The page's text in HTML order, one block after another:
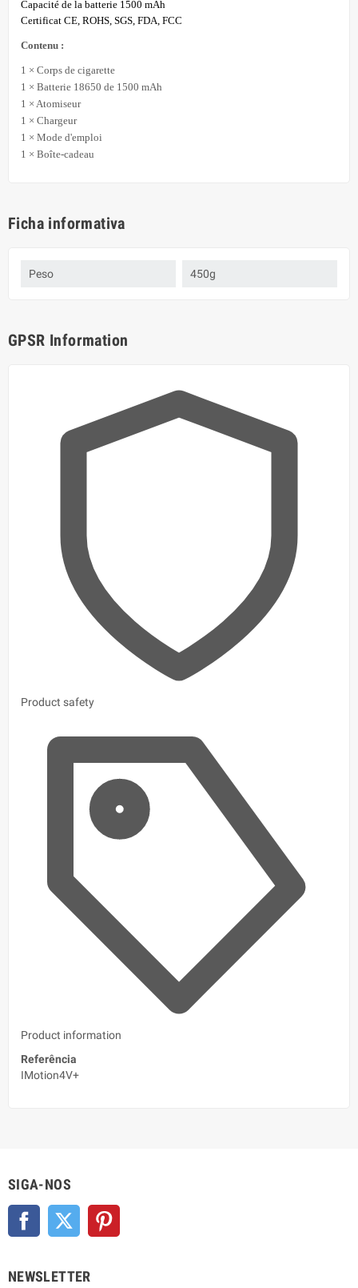
Capacité de la batterie 1500 mAh
Certificat CE, ROHS, SGS, FDA, FCC
Contenu :
1 × Corps de cigarette
1 × Batterie 18650 de 1500 mAh
1 × Atomiseur
1 × Chargeur
1 × Mode d'emploi
1 × Boîte-cadeau
Ficha informativa
Peso 450g
GPSR Information
Product safety
Product information
Referência
IMotion4V+
SIGA-NOS
Facebook Twitter
NEWSLETTER